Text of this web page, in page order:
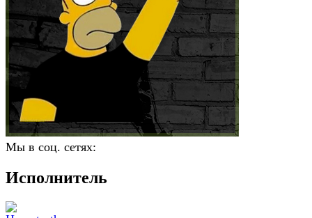
Мы в соц. сетях:
Исполнитель